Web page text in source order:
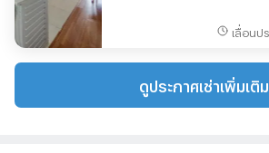
เลื่อนป
ดูประกาศเช่าเพิ่มเติม